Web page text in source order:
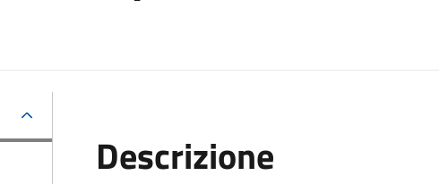
Descrizione